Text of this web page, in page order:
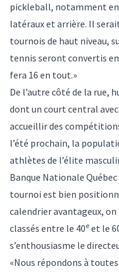
pickleball, notamment en
latéraux et arrière. Il
tournois de haut niveau,
tennis seront convertis
fera 16 en tout.»
De l’autre côté de la rue,
dont un court central
accueillir des
l’été prochain, la
athlètes de l’élite
Banque Nationale Québec
tournoi est bien
calendrier avantageux,
classés entre le 40e et le
s’enthousiasme le
«Nous répondons à